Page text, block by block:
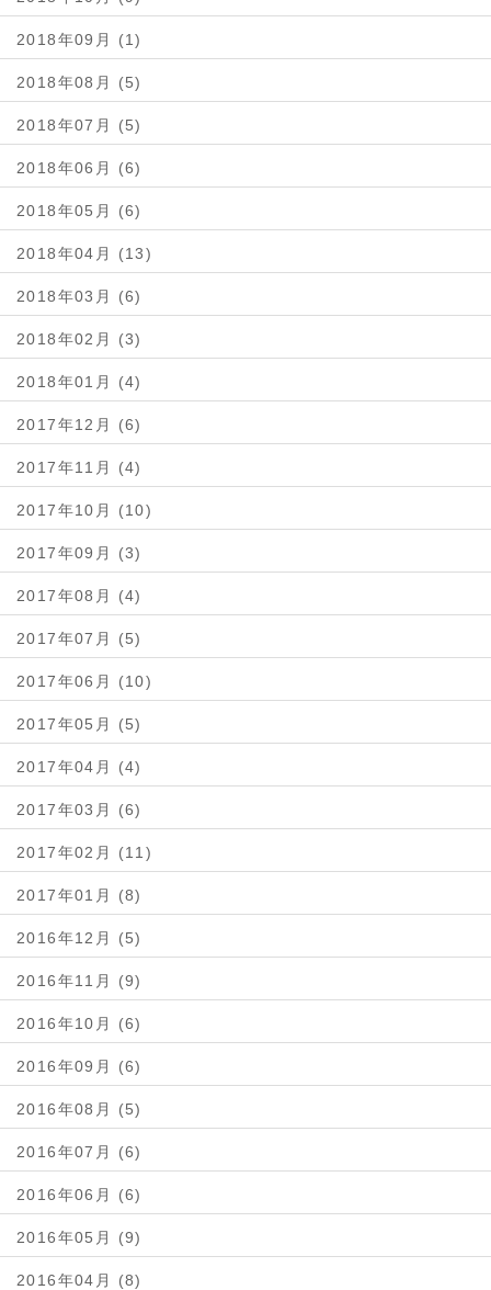
2018年09月 (1)
2018年08月 (5)
2018年07月 (5)
2018年06月 (6)
2018年05月 (6)
2018年04月 (13)
2018年03月 (6)
2018年02月 (3)
2018年01月 (4)
2017年12月 (6)
2017年11月 (4)
2017年10月 (10)
2017年09月 (3)
2017年08月 (4)
2017年07月 (5)
2017年06月 (10)
2017年05月 (5)
2017年04月 (4)
2017年03月 (6)
2017年02月 (11)
2017年01月 (8)
2016年12月 (5)
2016年11月 (9)
2016年10月 (6)
2016年09月 (6)
2016年08月 (5)
2016年07月 (6)
2016年06月 (6)
2016年05月 (9)
2016年04月 (8)